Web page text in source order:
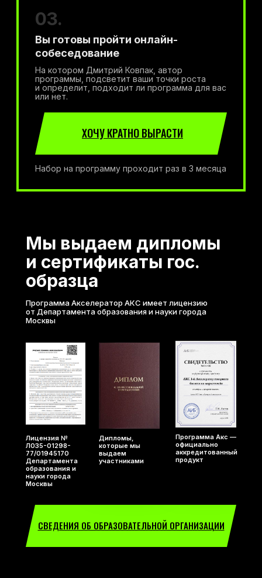
03.
Вы готовы пройти онлайн-
собеседование
На котором Дмитрий Ковпак, автор
программы, подсветит ваши точки роста
и определит, подходит ли программа для вас
или нет.
Набор на программу проходит раз в 3 месяца
ХОЧУ КРАТНО ВЫРАСТИ
Программа Акселератор АКС имеет лицензию
от Департамента образования и науки города
Москвы
Лицензия №
Л035-01298-
77/01945170
Департамента
образования и
науки города
Москвы
Дипломы,
которые мы
выдаем
участниками
Мы выдаем дипломы
и сертификаты гос.
образца
Программа Акс —
официально
аккредитованный
продукт
СВЕДЕНИЯ ОБ ОБРАЗОВАТЕЛЬНОЙ ОРГАНИЗАЦИИ